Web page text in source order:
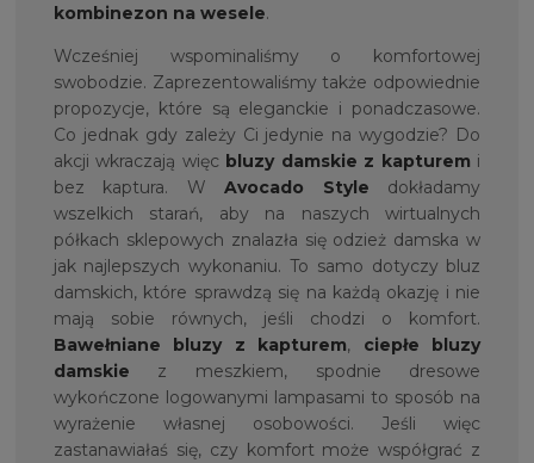
kombinezon na wesele.
Wcześniej wspominaliśmy o komfortowej
swobodzie. Zaprezentowaliśmy także odpowiednie
propozycje, które są eleganckie i ponadczasowe.
Co jednak gdy zależy Ci jedynie na wygodzie? Do
akcji wkraczają więc bluzy damskie z kapturem i
bez kaptura. WAvocado Style dokładamy
wszelkich starań, aby na naszych wirtualnych
półkach sklepowych znalazła się odzież damska w
jak najlepszych wykonaniu. To samo dotyczy bluz
damskich, które sprawdzą się na każdą okazję i nie
mają sobie równych, jeśli chodzi o komfort.
Bawełniane bluzy z kapturem, ciepłe bluzy
damskie z meszkiem, spodnie dresowe
wykończone logowanymi lampasami to sposób na
wyrażenie własnej osobowości. Jeśli więc
zastanawiałaś się, czy komfort może współgrać z